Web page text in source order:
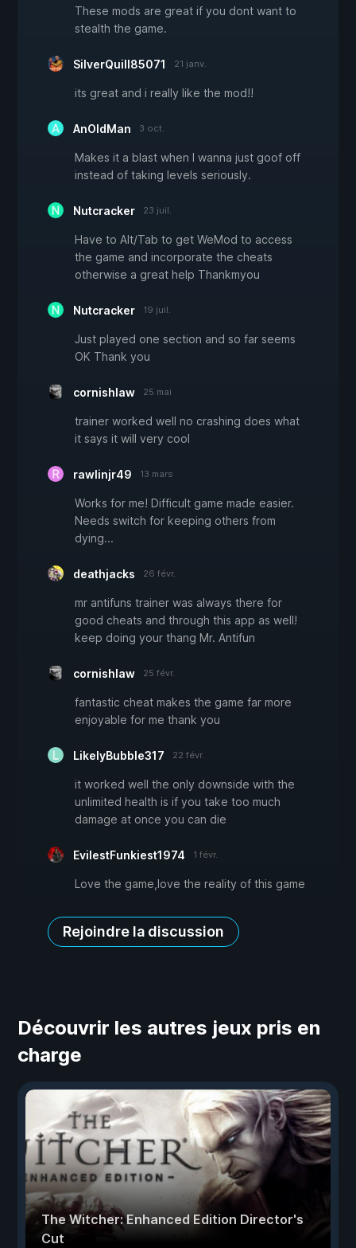
These mods are great if you dont want to
stealth the game.
SilverQuill85071 21 janv.
its great and i really like the mod!!
AnOldMan 3 oct.
Makes it a blast when I wanna just goof off
instead of taking levels seriously.
Nutcracker 23 juil.
Have to Alt/Tab to get WeMod to access
the game and incorporate the cheats
otherwise a great help Thankmyou
Nutcracker 19 juil.
Just played one section and so far seems
OK Thank you
cornishlaw 25 mai
trainer worked well no crashing does what
it says it will very cool
rawlinjr49 13 mars
Works for me! Difficult game made easier.
Needs switch for keeping others from
dying...
deathjacks 26 févr.
mr antifuns trainer was always there for
good cheats and through this app as well!
keep doing your thang Mr. Antifun
cornishlaw 25 févr.
fantastic cheat makes the game far more
enjoyable for me thank you
LikelyBubble317 22 févr.
it worked well the only downside with the
unlimited health is if you take too much
damage at once you can die
EvilestFunkiest1974 1 févr.
Love the game,love the reality of this game
Rejoindre la discussion
Découvrir les autres jeux pris en
charge
The Witcher: Enhanced Edition Director's
Cut